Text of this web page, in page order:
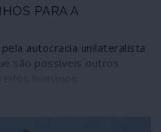
PARA A
autocracia unilateralista
são possíveis outros